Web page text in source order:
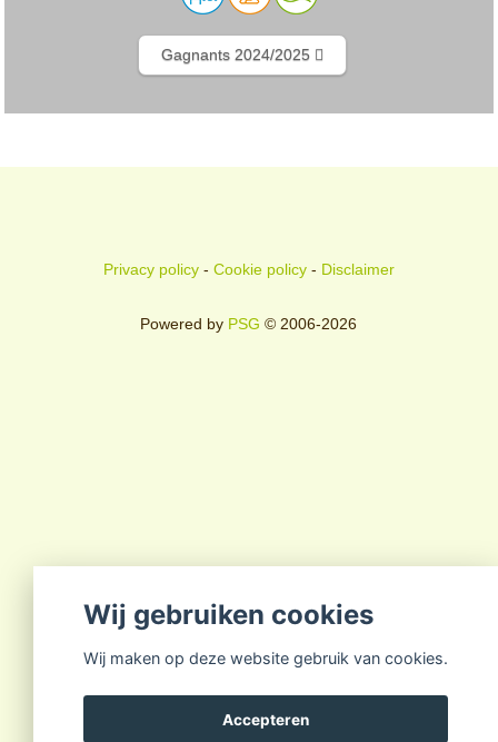
Gagnants 2024/2025
Privacy policy- Cookie policy- Disclaimer
Powered by PSG © 2006-2026
Wij gebruiken cookies
Wij maken op deze website gebruik van cookies.
Accepteren